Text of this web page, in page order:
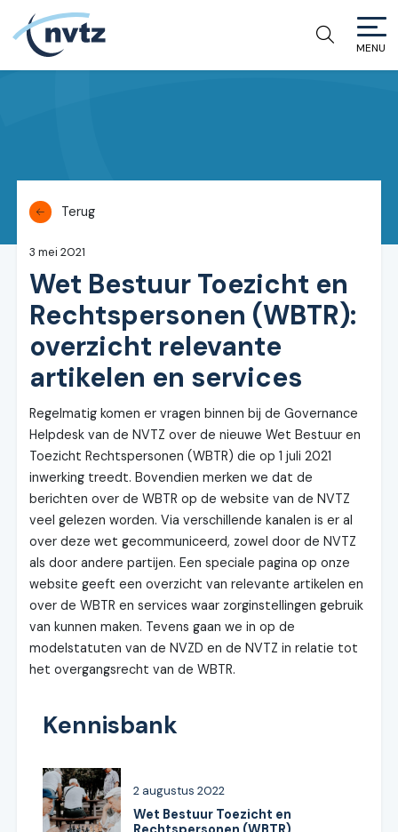
NVTZ
MENU
Terug
3 mei 2021
Wet Bestuur Toezicht en
Rechtspersonen (WBTR):
overzicht relevante
artikelen en services
Regelmatig komen er vragen binnen bij de Governance
Helpdesk van de NVTZ over de nieuwe Wet Bestuur en
Toezicht Rechtspersonen (WBTR) die op 1 juli 2021
inwerking treedt. Bovendien merken we dat de
berichten over de WBTR op de website van de NVTZ
veel gelezen worden. Via verschillende kanalen is er al
over deze wet gecommuniceerd, zowel door de NVTZ
als door andere partijen. Een speciale pagina op onze
website geeft een overzicht van relevante artikelen en
over de WBTR en services waar zorginstellingen gebruik
van kunnen maken. Tevens gaan we in op de
modelstatuten van de NVZD en de NVTZ in relatie tot
het overgangsrecht van de WBTR.
Kennisbank
Wet Bestuur Toezicht en
2 augustus 2022